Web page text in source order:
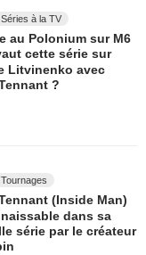
à la TV
au Polonium sur M6
cette série sur
Litvinenko avec
?
(Inside Man)
dans sa
série par le créateur